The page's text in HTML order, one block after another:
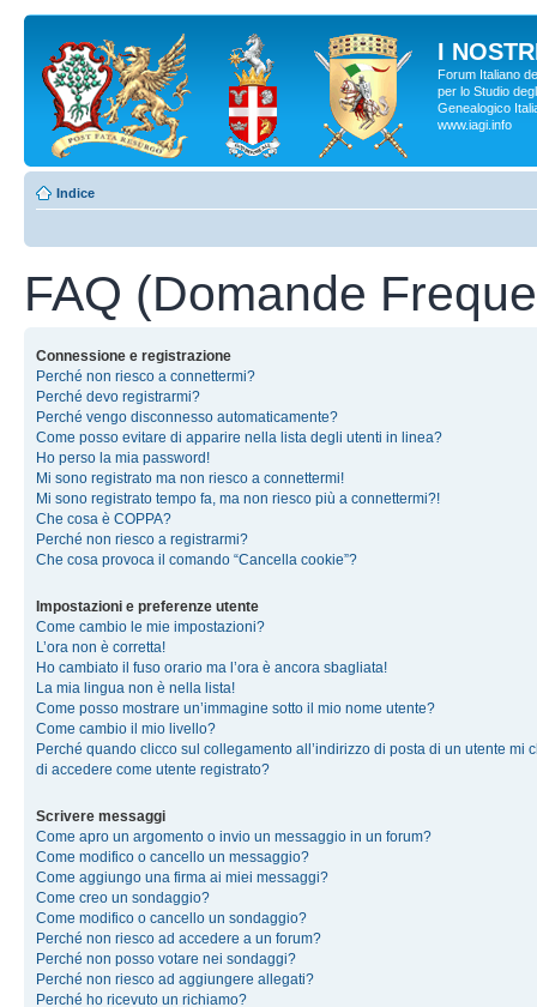
I
Forum Italiano
per lo Studio
Genealogico
www.iagi.info
Indice
FAQ (Domande
Connessione e registrazione
Perché non riesco a connettermi?
Perché devo registrarmi?
Perché vengo disconnesso automaticamente?
Come posso evitare di apparire nella lista degli utenti in linea?
Ho perso la mia password!
Mi sono registrato ma non riesco a connettermi!
Mi sono registrato tempo fa, ma non riesco più a connettermi?!
Che cosa è COPPA?
Perché non riesco a registrarmi?
Che cosa provoca il comando “Cancella cookie”?
Impostazioni e preferenze utente
Come cambio le mie impostazioni?
L’ora non è corretta!
Ho cambiato il fuso orario ma l’ora è ancora sbagliata!
La mia lingua non è nella lista!
Come posso mostrare un’immagine sotto il mio nome utente?
Come cambio il mio livello?
Perché quando clicco sul collegamento all’indirizzo di posta di un utente mi
di accedere come utente registrato?
Scrivere messaggi
Come apro un argomento o invio un messaggio in un forum?
Come modifico o cancello un messaggio?
Come aggiungo una firma ai miei messaggi?
Come creo un sondaggio?
Come modifico o cancello un sondaggio?
Perché non riesco ad accedere a un forum?
Perché non posso votare nei sondaggi?
Perché non riesco ad aggiungere allegati?
Perché ho ricevuto un richiamo?